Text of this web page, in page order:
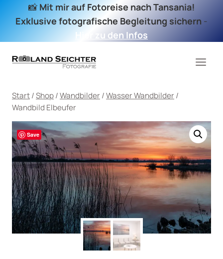
Inhalt
📸 Mit mir auf Fotoreise nach Tansania!
Exklusive fotografische Begleitung sichern -
Hier zu den Infos
Start/Shop/Wandbilder /Wasser Wandbilder /
Wandbild Elbeufer
Save